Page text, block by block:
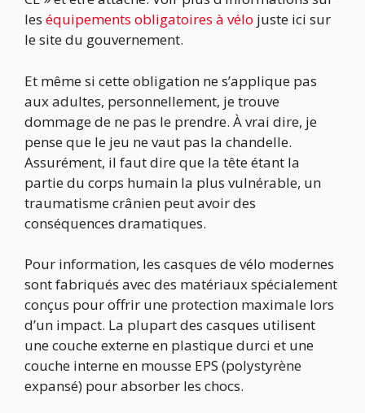
les équipements obligatoires à vélo juste ici sur
le site du gouvernement.
Et même si cette obligation ne s’applique pas
aux adultes, personnellement, je trouve
dommage de ne pas le prendre. À vrai dire, je
pense que le jeu ne vaut pas la chandelle.
Assurément, il faut dire que la tête étant la
partie du corps humain la plus vulnérable, un
traumatisme crânien peut avoir des
conséquences dramatiques.
Pour information, les casques de vélo modernes
sont fabriqués avec des matériaux spécialement
conçus pour offrir une protection maximale lors
d’un impact. La plupart des casques utilisent
une couche externe en plastique durci et une
couche interne en mousse EPS (polystyrène
expansé) pour absorber les chocs.